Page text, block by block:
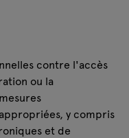
contre l'accès
ou la
y compris
et de